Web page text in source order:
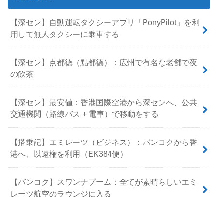
【深セン】自動運転タクシーアプリ「PonyPilot」を利
用して無人タクシーに乗車する
【深セン】点都徳（點都德）：広州で有名な老舗で夜
の飲茶
【深セン】最安値：香港国際空港から深センへ、公共
交通機関（路線バス + 電車）で移動をする
【搭乗記】エミレーツ（ビジネス）：バンコクから香
港へ、以遠権を利用（EK384便）
【バンコク】スワンナプーム：全てが素晴らしいエミ
レーツ航空のラウンジに入る